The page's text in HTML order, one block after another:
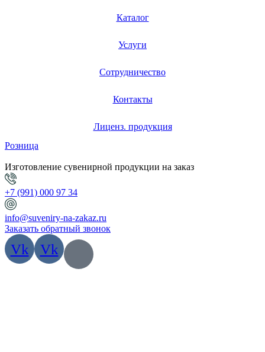
Каталог
Услуги
Сотрудничество
Контакты
Лиценз. продукция
Розница
Изготовление сувенирной продукции на заказ
+7 (991) 000 97 34
info@suveniry-na-zakaz.ru
Заказать обратный звонок
Vk Vk